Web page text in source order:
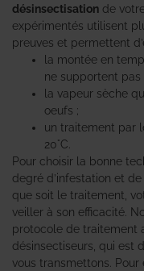
désinsectisation de
expérimentés utilisent
preuves et permettent
la montée en
ne supportent
la vapeur sèche
oeufs ;
un traitement par
20°C.
Pour choisir la bonne
degré d’infestation et
que soit le traitement,
veiller à son efficacité.
protocole de traitement
désinsectiseurs, qui est
vous transmettons.